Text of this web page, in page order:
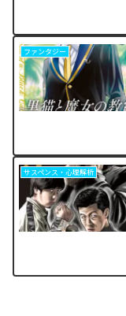
ファンタジー
サスペンス・心理解析